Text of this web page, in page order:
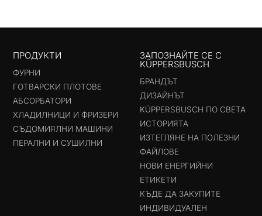
ПРОДУКТИ
ФУРНИ
ГОТВАРСКИ ПЛОТОВЕ
АБСОРБАТОРИ
ХЛАДИЛНИЦИ И ФРИЗЕРИ
СЪДОМИЯЛНИ МАШИНИ
ПЕРАЛНИ И СУШИЛНИ
ЗАПОЗНАЙТЕ СЕ С
KÜPPERSBUSCH
БРАНДЪТ
ДИЗАЙНЪТ
KÜPPERSBUSCH ПО СВЕТА
ИСТОРИЯТА
ИЗТЕГЛЯНЕ НА ПОЛЕЗНИ
ФАЙЛОВЕ
НОВИ ЕНЕРГИЙНИ
ЕТИКЕТИ
КЪДЕ ДА ЗАКУПИТЕ
ИНДИВИДУАЛЕН